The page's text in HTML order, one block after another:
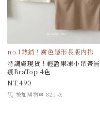
no.1熱銷！膚色隱形長版內搭
特調膚現貨！輕盈果凍小吊帶無
痕BraTop 4色
490
被加購物車 821 次